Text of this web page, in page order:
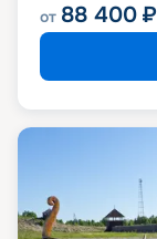
от 88 400 ₽